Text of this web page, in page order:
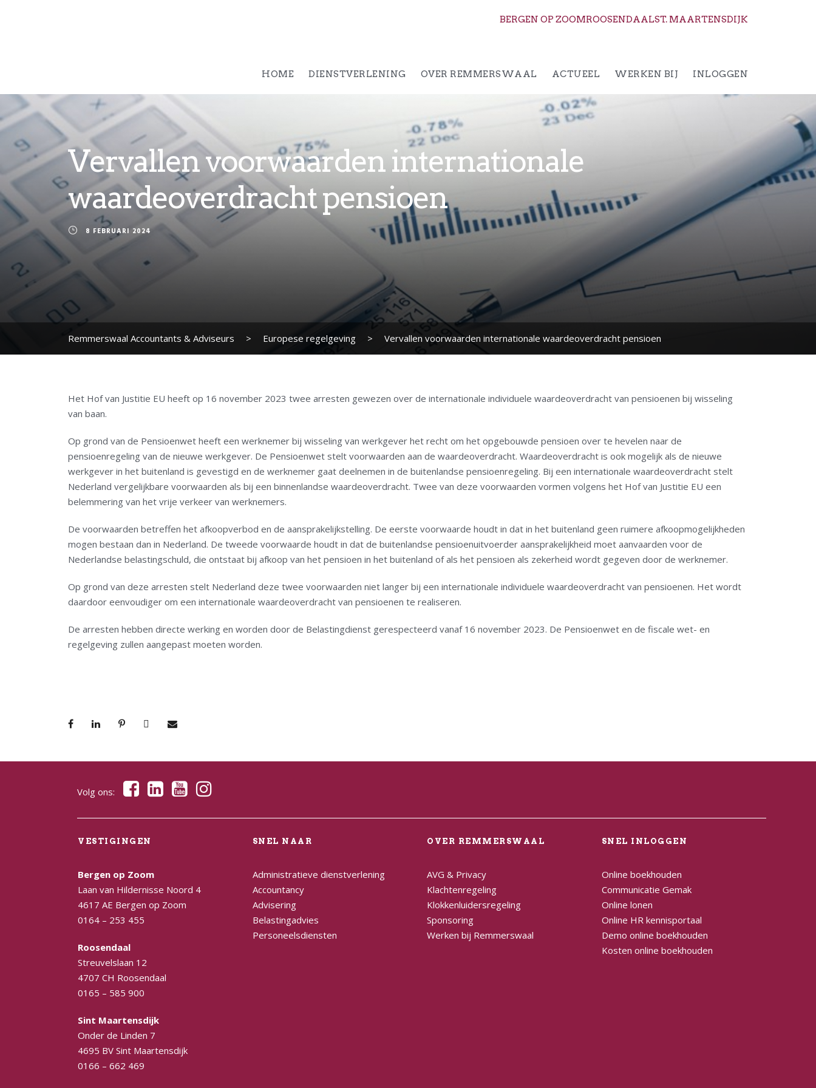
BERGEN OP ZOOMROOSENDAALST. MAARTENSDIJK
HOME DIENSTVERLENING OVER REMMERSWAAL ACTUEEL WERKEN BIJ INLOGGEN
Vervallen voorwaarden internationale
waardeoverdracht pensioen
8 FEBRUARI 2024
Remmerswaal Accountants & Adviseurs > Europese regelgeving > Vervallen voorwaarden internationale waardeoverdracht pensioen
Het Hof van Justitie EU heeft op 16 november 2023 twee arresten gewezen over de internationale individuele waardeoverdracht van pensioenen bij wisseling
van baan.
Op grond van de Pensioenwet heeft een werknemer bij wisseling van werkgever het recht om het opgebouwde pensioen over te hevelen naar de
pensioenregeling van de nieuwe werkgever. De Pensioenwet stelt voorwaarden aan de waardeoverdracht. Waardeoverdracht is ook mogelijk als de nieuwe
werkgever in het buitenland is gevestigd en de werknemer gaat deelnemen in de buitenlandse pensioenregeling. Bij een internationale waardeoverdracht stelt
Nederland vergelijkbare voorwaarden als bij een binnenlandse waardeoverdracht. Twee van deze voorwaarden vormen volgens het Hof van Justitie EU een
belemmering van het vrije verkeer van werknemers.
De voorwaarden betreffen het afkoopverbod en de aansprakelijkstelling. De eerste voorwaarde houdt in dat in het buitenland geen ruimere afkoopmogelijkheden
mogen bestaan dan in Nederland. De tweede voorwaarde houdt in dat de buitenlandse pensioenuitvoerder aansprakelijkheid moet aanvaarden voor de
Nederlandse belastingschuld, die ontstaat bij afkoop van het pensioen in het buitenland of als het pensioen als zekerheid wordt gegeven door de werknemer.
Op grond van deze arresten stelt Nederland deze twee voorwaarden niet langer bij een internationale individuele waardeoverdracht van pensioenen. Het wordt
daardoor eenvoudiger om een internationale waardeoverdracht van pensioenen te realiseren.
De arresten hebben directe werking en worden door de Belastingdienst gerespecteerd vanaf 16 november 2023. De Pensioenwet en de fiscale wet- en
regelgeving zullen aangepast moeten worden.
Volg ons:
VESTIGINGEN
Bergen op Zoom
Laan van Hildernisse Noord 4
4617 AE Bergen op Zoom
0164 – 253 455
Roosendaal
Streuvelslaan 12
4707 CH Roosendaal
0165 – 585 900
Sint Maartensdijk
Onder de Linden 7
4695 BV Sint Maartensdijk
0166 – 662 469
SNEL NAAR
Administratieve dienstverlening
Accountancy
Advisering
Belastingadvies
Personeelsdiensten
OVER REMMERSWAAL
AVG & Privacy
Klachtenregeling
Klokkenluidersregeling
Sponsoring
Werken bij Remmerswaal
SNEL INLOGGEN
Online boekhouden
Communicatie Gemak
Online lonen
Online HR kennisportaal
Demo online boekhouden
Kosten online boekhouden